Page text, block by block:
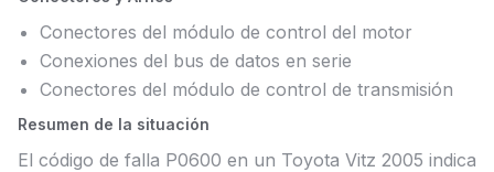
Conectores del módulo de control del motor
Conexiones del bus de datos en serie
Conectores del módulo de control de transmisión
Resumen de la situación
El código de falla P0600 en un Toyota Vitz 2005 indica